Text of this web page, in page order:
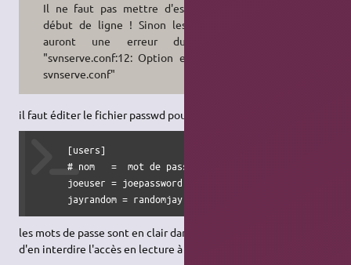
Il ne faut pas mettre d'espace en
début de ligne ! Sinon les clients
auront une erreur du style
"svnserve.conf:12: Option expected
svnserve.conf"
il faut éditer le fichier passwd pour qu'il ressemble à :
      [users]
      # nom   =  mot de passe
      joeuser = joepassword
      jayrandom = randomjay
les mots de passe sont en clair dans ce fichier, il convient donc
d'en interdire l'accès en lecture à tout le monde ("other") :